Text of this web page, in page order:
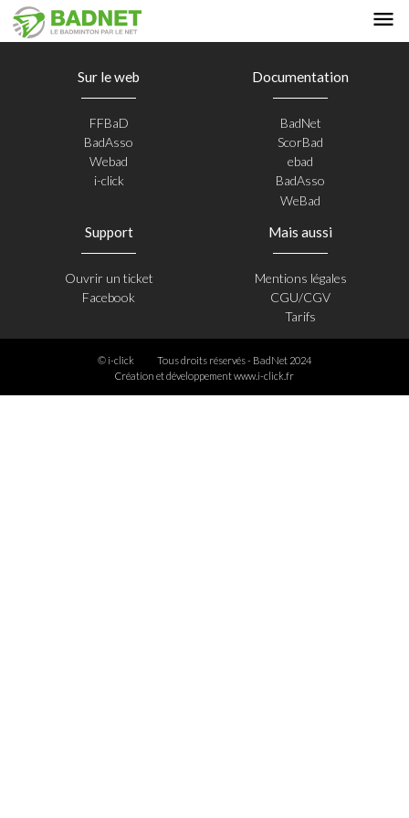
Sur le web
FFBaD
BadAsso
Webad
i-click
Documentation
BadNet
ScorBad
ebad
BadAsso
WeBad
Support
Ouvrir un ticket
Facebook
Mais aussi
Mentions légales
CGU/CGV
Tarifs
© i-click
Tous droits réservés - BadNet 2024
Création et développementwww.i-click.fr